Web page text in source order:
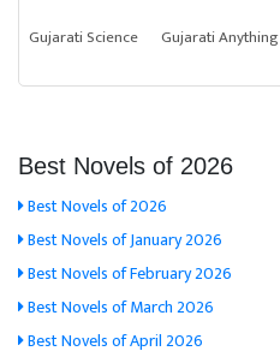
Gujarati Science
Gujarati Anything
Best Novels of 2026
Best Novels of 2026
Best Novels of January 2026
Best Novels of February 2026
Best Novels of March 2026
Best Novels of April 2026